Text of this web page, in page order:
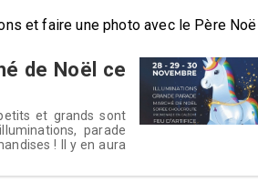
et faire une photo avec le Père
de Noël ce
et grands sont
parade
! Il y en aura